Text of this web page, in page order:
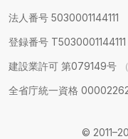
法人番号 5030001144111
登録番号 T5030001144111
建設業許可 第079149号
全省庁統一資格
©